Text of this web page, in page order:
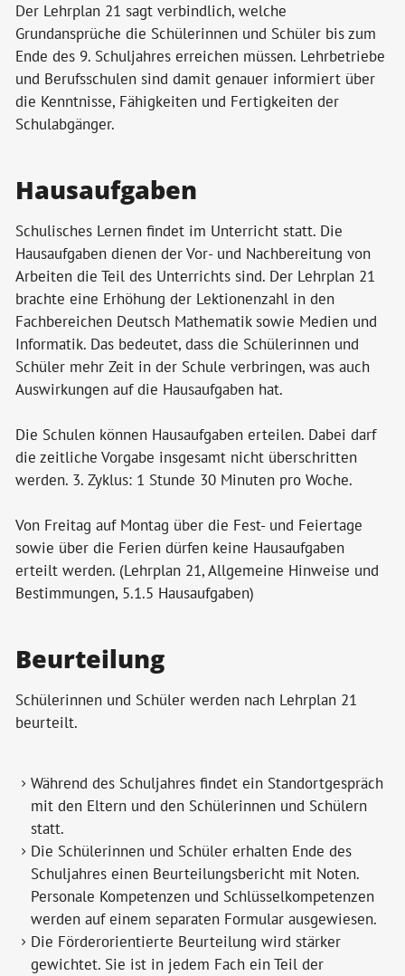
Der Lehrplan 21 sagt verbindlich, welche
Grundansprüche die Schülerinnen und Schüler bis zum
Ende des 9. Schuljahres erreichen müssen. Lehrbetriebe
und Berufsschulen sind damit genauer informiert über
die Kenntnisse, Fähigkeiten und Fertigkeiten der
Schulabgänger.
Hausaufgaben
Schulisches Lernen findet im Unterricht statt. Die
Hausaufgaben dienen der Vor- und Nachbereitung von
Arbeiten die Teil des Unterrichts sind. Der Lehrplan 21
brachte eine Erhöhung der Lektionenzahl in den
Fachbereichen Deutsch Mathematik sowie Medien und
Informatik. Das bedeutet, dass die Schülerinnen und
Schüler mehr Zeit in der Schule verbringen, was auch
Auswirkungen auf die Hausaufgaben hat.
Die Schulen können Hausaufgaben erteilen. Dabei darf
die zeitliche Vorgabe insgesamt nicht überschritten
werden. 3. Zyklus: 1 Stunde 30 Minuten pro Woche.
Von Freitag auf Montag über die Fest- und Feiertage
sowie über die Ferien dürfen keine Hausaufgaben
erteilt werden. (Lehrplan 21, Allgemeine Hinweise und
Bestimmungen, 5.1.5 Hausaufgaben)
Beurteilung
Schülerinnen und Schüler werden nach Lehrplan 21
beurteilt.
Während des Schuljahres findet ein Standortgespräch
mit den Eltern und den Schülerinnen und Schülern
statt.
Die Schülerinnen und Schüler erhalten Ende des
Schuljahres einen Beurteilungsbericht mit Noten.
Personale Kompetenzen und Schlüsselkompetenzen
werden auf einem separaten Formular ausgewiesen.
Die Förderorientierte Beurteilung wird stärker
gewichtet. Sie ist in jedem Fach ein Teil der